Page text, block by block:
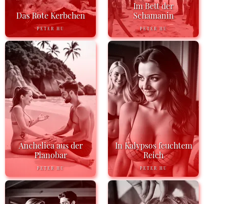
Das Rote Kerbchen
PETER HU
Im Bett der
Schamanin
PETER HU
Anchelica aus der
Pianobar
PETER HU
In Kalypsos feuchtem
Reich
PETER HU